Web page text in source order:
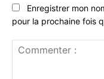
Enregistrer mon
pour la prochaine fois